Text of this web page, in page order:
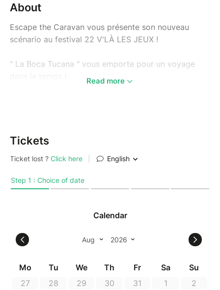
About
Escape the Caravan vous présente son nouveau
scénario au festival 22 V'LÀ LES JEUX !
" La Boca Tucana " vous emporte pour un voyage
(sans cadenas) à découvrir en famille ou entre amis:
- de 2 à 4 joueurs
- à partir de 7 ans avec des adultes
Nous avons hâte de vous faire jouer !
Réservations et règlement en ligne en suivant les
étapes de la billetterie ci-dessous, ou sur place dans
Read more
Tickets